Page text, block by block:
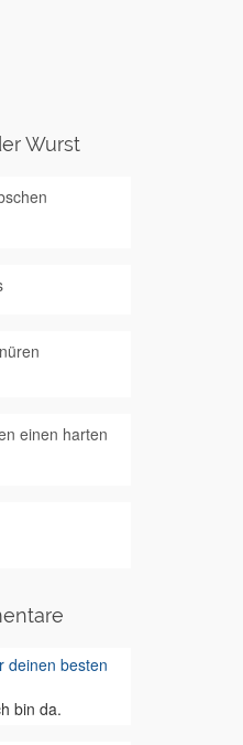
Wurst
einen harten
deinen besten
bin da.